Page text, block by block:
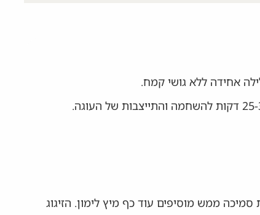
אחידה ללא גושי קמח.
אם התערובת סמיכה ממש מוסיפים עוד כף מיץ לימון. הזיגוג